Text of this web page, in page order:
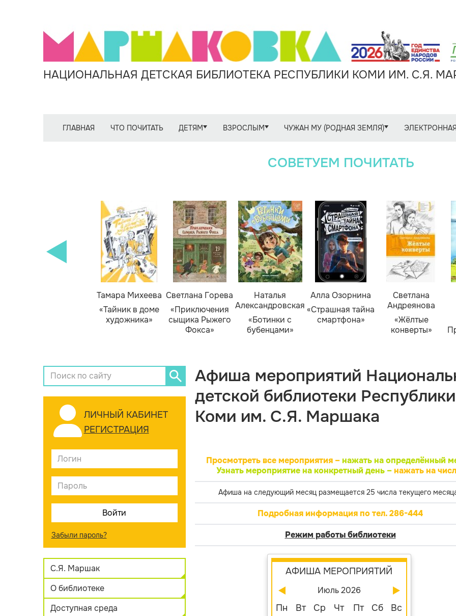
НАЦИОНАЛЬНАЯ ДЕТСКАЯ БИБЛИОТЕКА РЕСПУБЛИКИ КОМИ ИМ. С.Я.
ГЛАВНАЯ ЧТО ПОЧИТАТЬ ДЕТЯМ ВЗРОСЛЫМ ЧУЖАН МУ (РОДНАЯ ЗЕМЛЯ)
СОВЕТУЕМ ПОЧИТАТЬ
Тамара Михеева
«Тайник в доме
художника»
Светлана Горева
«Приключения
сыщика Рыжего
Фокса»
Наталья
Александровская
«Ботинки с
бубенцами»
Алла Озорнина
«Страшная тайна
смартфона»
Светлана
Андреянова
«Жёлтые
конверты»
ЛИЧНЫЙ КАБИНЕТ
РЕГИСТРАЦИЯ
Забыли пароль?
С.Я. Маршак
О библиотеке
Доступная среда
Афиша мероприятий
детской библиотеки Республики
Коми им. С.Я. Маршака
Просмотреть все мероприятия – нажать на определённый
Узнать мероприятие на конкретный день –нажать на
Афиша на следующий месяц размещается 25 числа текущего
Подробная информация по тел. 286-444
Режим работы библиотеки
АФИША МЕРОПРИЯТИЙ
Июль 2026
Пн Вт Ср Чт Пт Сб
Вс